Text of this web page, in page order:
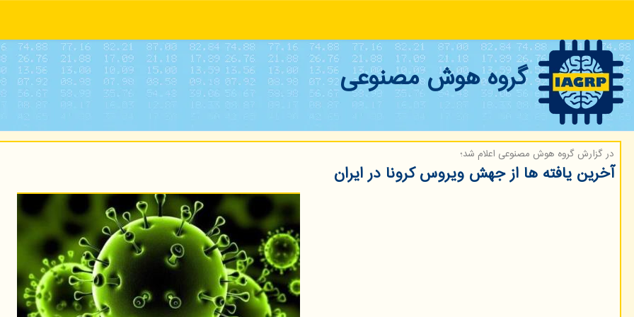
گروه هوش مصنوعی
در گزارش گروه هوش مصنوعی اعلام شد؛
آخرین یافته ها از جهش ویروس كرونا در ایران